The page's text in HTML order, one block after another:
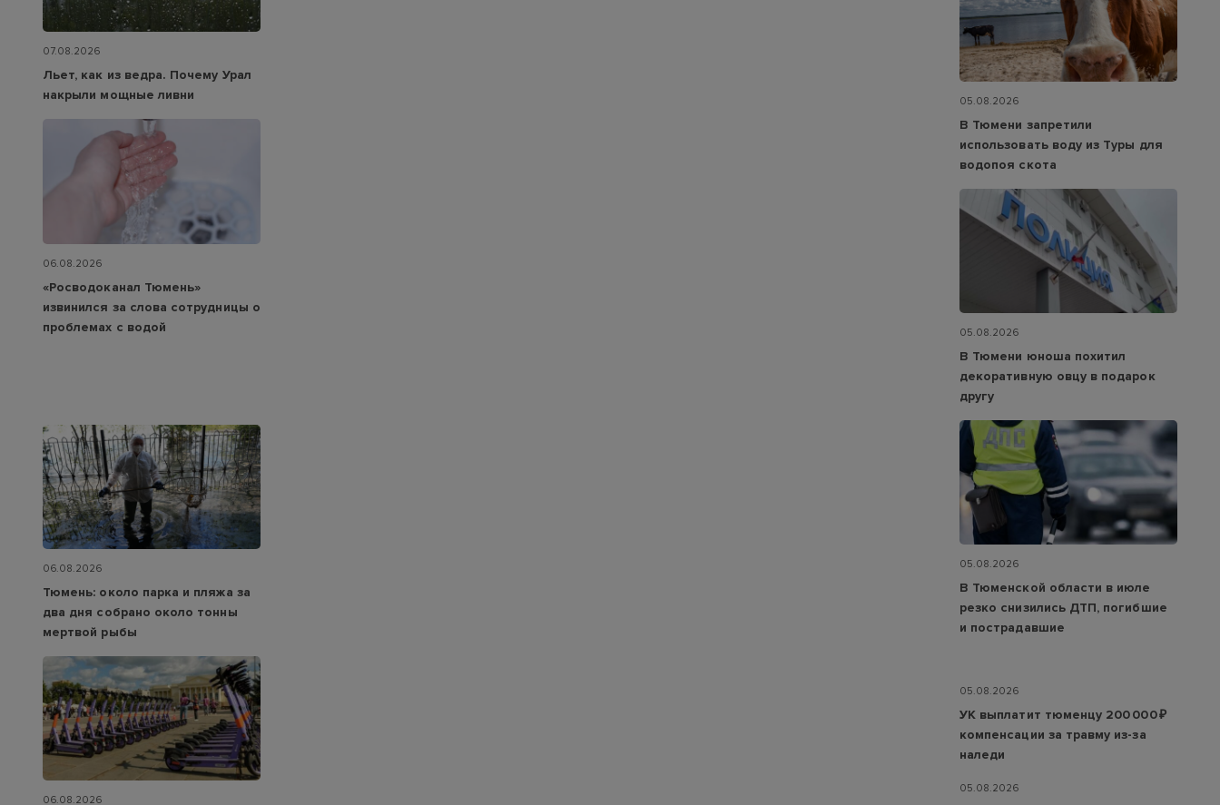
07.08.2026
Льет, как из ведра. Почему Урал
накрыли мощные ливни
06.08.2026
«Росводоканал Тюмень»
извинился за слова сотрудницы о
проблемах с водой
06.08.2026
Тюмень: около парка и пляжа за
два дня собрано около тонны
мертвой рыбы
06.08.2026
05.08.2026
В Тюмени запретили
использовать воду из Туры для
водопоя скота
05.08.2026
В Тюмени юноша похитил
декоративную овцу в подарок
другу
05.08.2026
В Тюменской области в июле
резко снизились ДТП, погибшие
и пострадавшие
05.08.2026
УК выплатит тюменцу 200 000 ₽
компенсации за травму из-за
наледи
05.08.2026